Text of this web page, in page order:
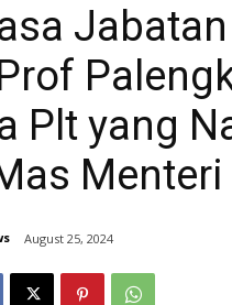
Plt yang
Menteri
August 25, 2024